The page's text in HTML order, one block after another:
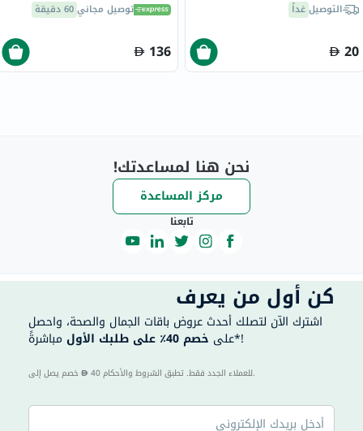
التوصيلغداً
20
توصيل مجاني60 دقيقة
136
نحن هنا لمساعدتك!
مركز المساعدة
تابعنا
كن أول من يعرف
اشترك الآن لتصلك أحدث عروض باقات الجمال والصحة، واحصل
على خصم 40٪ على طلبك الأول مباشرةً*!
40 للعملاء الجدد فقط. تطبق الشروط والأحكام.